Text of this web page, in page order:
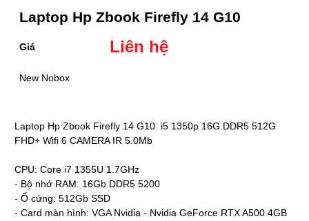
Laptop Hp Zbook Firefly 14 G10
Giá Liên hệ
New Nobox
Laptop Hp Zbook Firefly 14 G10 i5 1350p 16G DDR5 512G
FHD+ Wifi 6 CAMERA IR 5.0Mb
CPU: Core i7 1355U 1.7GHz
- Bộ nhớ RAM: 16Gb DDR5 5200
- Ổ cứng: 512Gb SSD
- Card màn hình: VGA Nvidia - Nvidia GeForce RTX A500 4GB